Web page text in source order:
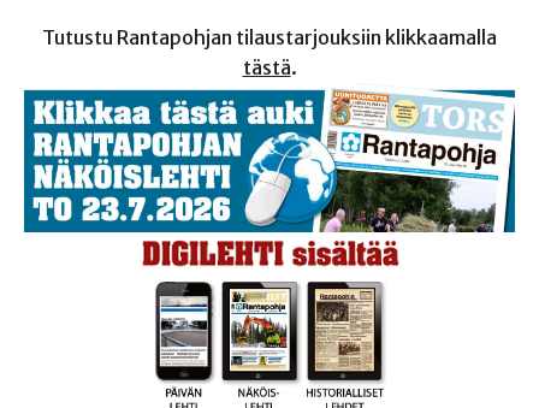
Tutustu Rantapohjan tilaustarjouksiin klikkaamalla
tästä.